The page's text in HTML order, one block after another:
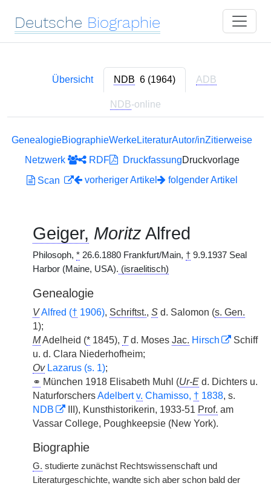
Deutsche Biographie
Übersicht NDB 6 (1964) ADB
NDB-online
GenealogieBiographieWerkeLiteraturAutor/inZitierweise
Netzwerk
RDF DruckfassungDruckvorlage
Scan
vorheriger Artikel folgender Artikel
Geiger, Moritz Alfred
Philosoph, * 26.6.1880 Frankfurt/Main, † 9.9.1937 Seal
Harbor (Maine, USA). (israelitisch)
Genealogie
VAlfred († 1906), Schriftst., S d. Salomon (s. Gen.
1);
MAdelheid (* 1845), Td. Moses Jac. Hirsch
Schiff
u. d. Clara Niederhofheim;
Ov Lazarus (s. 1);
⚭ München 1918 Elisabeth Muhl (Ur-E d. Dichters u.
NaturforschersAdelbertv. Chamisso, † 1838, s.
NDB
III), Kunsthistorikerin, 1933-51 Prof. am
Vassar College, Poughkeepsie (New York).
Biographie
G. studierte zunächst Rechtswissenschaft und
Literaturgeschichte, wandte sich aber schon bald der